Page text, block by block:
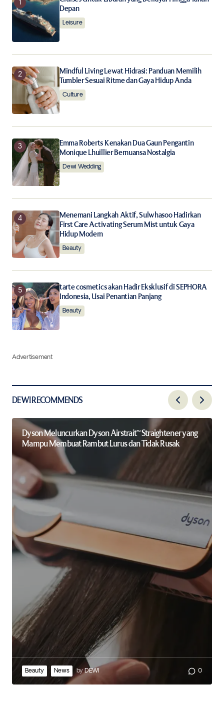
Save my name, email, and website in this browser for
the next time I comment.
Notify me of new posts by email.
Submit Comment
Depan
Leisure
Mindful Living Lewat Hidrasi: Panduan Memilih
Tumbler Sesuai Ritme dan Gaya Hidup Anda
Culture
Emma Roberts Kenakan Dua Gaun Pengantin
Monique Lhuillier Bernuansa Nostalgia
Dewi Wedding
Menemani Langkah Aktif, Sulwhasoo Hadirkan
First Care Activating Serum Mist untuk Gaya
Hidup Modern
Beauty
tarte cosmetics akan Hadir Eksklusif di SEPHORA
Indonesia, Usai Penantian Panjang
Beauty
Advertisement
DEWI RECOMMENDS
Dyson Meluncurkan Dyson Airstrait™ Straightener yang
Mampu Membuat Rambut Lurus dan Tidak Rusak
Beauty News byDEWI 0